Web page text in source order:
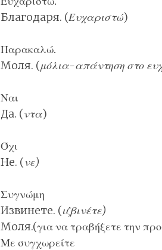
Благодаря. (Ευχαριστώ)
Παρακαλώ.
Моля. (μόλια-απάντηση στο
Ναι
Да. (ντα)
Όχι
Не. (νε)
Συγνώμη
Извинете. (ιζβινέτε)
Моля.(για να τραβήξετε την
Με συγχωρείτε